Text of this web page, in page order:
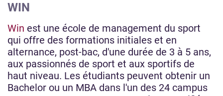
WIN
Win est une école de management du sport
qui offre des formations initiales et en
alternance, post-bac, d'une durée de 3 à 5 ans,
aux passionnés de sport et aux sportifs de
haut niveau. Les étudiants peuvent obtenir un
Bachelor ou un MBA dans l'un des 24 campus